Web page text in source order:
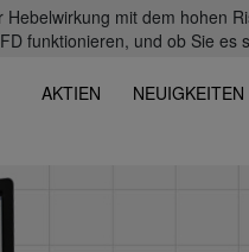
mit dem hohen
funktionieren, und ob Sie
AKTIEN NEUIGKEITEN